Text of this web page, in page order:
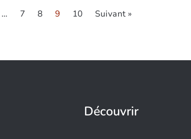
… 7 8 9 10 Suivant »
Découvrir